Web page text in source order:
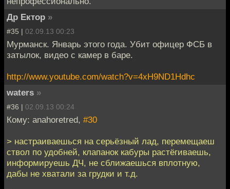
Др Ектор »
#35 | 02.09.13 00:23
Мурманск. Январь этого года. Убит офицер ФСБ в
затылок, видео с камер в баре.
http://www.youtube.com/watch?v=4xH9ND1Hdhc
waters »
#36 | 02.09.13 00:24
Кому: anahoretred, #30
> настраиваешься на серьёзный лад, перемещаеш
ствол по удобней, клапанок кабуры растёгиваешь,
информируешь ДЧ, не сближаешься вплотную,
дабы не хватали за грудки и т.д.